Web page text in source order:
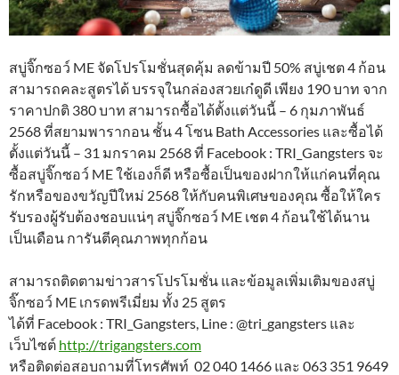
สบู่จิ๊กซอว์ ME จัดโปรโมชั่นสุดคุ้ม ลดข้ามปี 50% สบู่เชต 4 ก้อน
สามารถคละสูตรได้ บรรจุในกล่องสวยเก๋ดูดี เพียง 190 บาท จาก
ราคาปกติ 380 บาท สามารถซื้อได้ตั้งแต่วันนี้ – 6 กุมภาพันธ์
2568 ที่สยามพารากอน ชั้น 4 โซน Bath Accessories และซื้อได้
ตั้งแต่วันนี้ – 31 มกราคม 2568 ที่ Facebook : TRI_Gangsters จะ
ซื้อสบู่จิ๊กซอว์ ME ใช้เองก็ดี หรือซื้อเป็นของฝากให้แก่คนที่คุณ
รักหรือของขวัญปีใหม่ 2568 ให้กับคนพิเศษของคุณ ซื้อให้ใคร
รับรองผู้รับต้องชอบแน่ๆ สบู่จิ๊กซอว์ ME เชต 4 ก้อนใช้ได้นาน
เป็นเดือน การันตีคุณภาพทุกก้อน
สามารถติดตามข่าวสารโปรโมชั่น และข้อมูลเพิ่มเติมของสบู่
จิ๊กซอว์ ME เกรดพรีเมี่ยม ทั้ง 25 สูตร
ได้ที่ Facebook : TRI_Gangsters, Line : @tri_gangsters และ
เว็บไซต์ http://trigangsters.com
หรือติดต่อสอบถามที่โทรศัพท์ 02 040 1466 และ 063 351 9649